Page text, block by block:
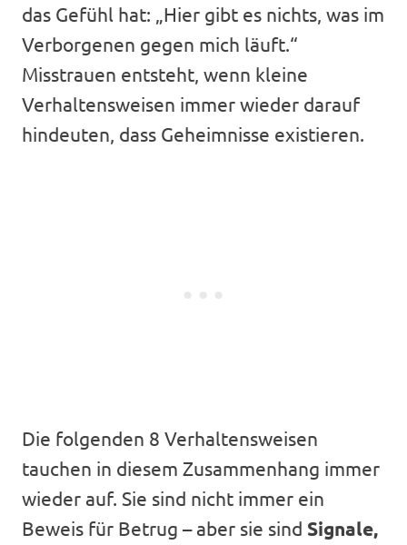
das Gefühl hat: „Hier gibt es nichts, was im
Verborgenen gegen mich läuft.“
Misstrauen entsteht, wenn kleine
Verhaltensweisen immer wieder darauf
hindeuten, dass Geheimnisse existieren.
Die folgenden 8 Verhaltensweisen
tauchen in diesem Zusammenhang immer
wieder auf. Sie sind nicht immer ein
Beweis für Betrug – aber sie sind Signale,